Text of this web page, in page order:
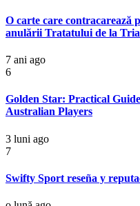
O carte care contracarează
anulării Tratatului de la
7 ani ago
6
Golden Star: Practical
Australian Players
3 luni ago
7
Swifty Sport reseña y